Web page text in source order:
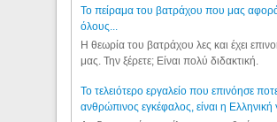
Το πείραμα του βατράχου που μας
όλους...
Η θεωρία του βατράχου λες και έχει
μας. Την ξέρετε; Είναι πολύ διδακτική.
Το τελειότερο εργαλείο που επινόησε
ανθρώπινος εγκέφαλος, είναι η